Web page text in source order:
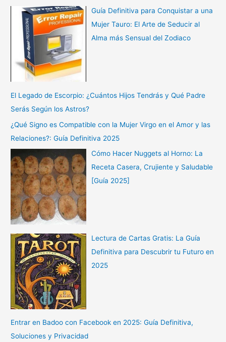
Guía Definitiva para Conquistar a una
Mujer Tauro: El Arte de Seducir al
Alma más Sensual del Zodiaco
El Legado de Escorpio: ¿Cuántos Hijos Tendrás y Qué Padre
Serás Según los Astros?
¿Qué Signo es Compatible con la Mujer Virgo en el Amor y las
Relaciones?: Guía Definitiva 2025
Cómo Hacer Nuggets al Horno: La
Receta Casera, Crujiente y Saludable
[Guía 2025]
Lectura de Cartas Gratis: La Guía
Definitiva para Descubrir tu Futuro en
2025
Entrar en Badoo con Facebook en 2025: Guía Definitiva,
Soluciones y Privacidad